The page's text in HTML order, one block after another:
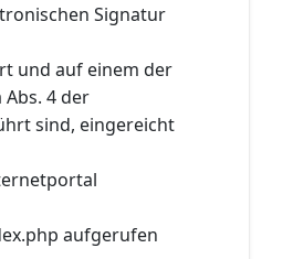
Signatur
und auf einem der
4 der
sind, eingereicht
aufgerufen